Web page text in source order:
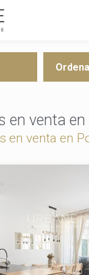
en venta
en venta en